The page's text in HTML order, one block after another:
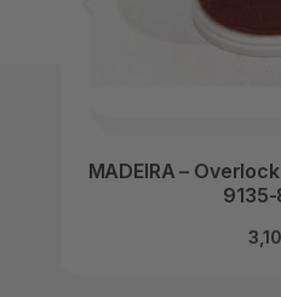
MADEIRA –
9135-
3,10